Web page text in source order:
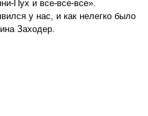
Пух и все-все-все».
у нас, и как нелегко было
Заходер.
переводе Заходера